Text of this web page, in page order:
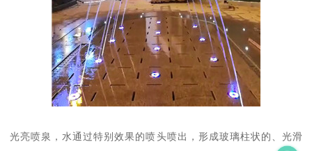
光亮喷泉，水通过特别效果的喷头喷出，形成玻璃柱状的、光滑